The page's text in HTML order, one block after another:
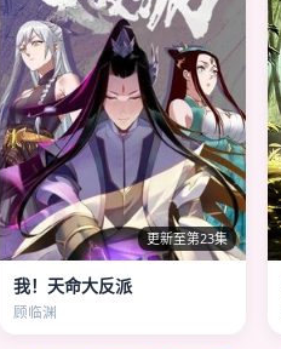
更新至第23集
我！天命大反派
顾临渊